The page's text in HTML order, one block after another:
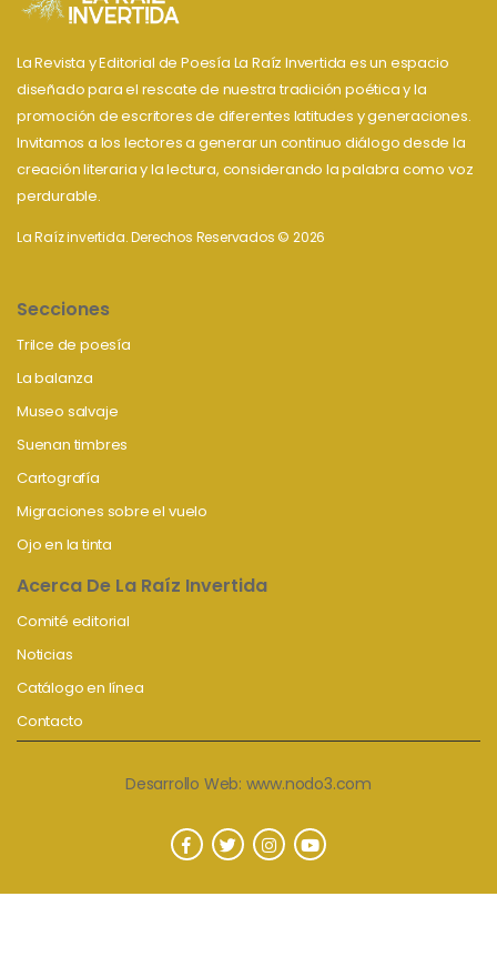
La Revista y Editorial de Poesía La Raíz Invertida es un espacio
diseñado para el rescate de nuestra tradición poética y la
promoción de escritores de diferentes latitudes y generaciones.
Invitamos a los lectores a generar un continuo diálogo desde la
creación literaria y la lectura, considerando la palabra como voz
perdurable.
La Raíz invertida. Derechos Reservados © 2026
Secciones
Trilce de poesía
La balanza
Museo salvaje
Suenan timbres
Cartografía
Migraciones sobre el vuelo
Ojo en la tinta
Acerca De La Raíz Invertida
Comité editorial
Noticias
Catálogo en línea
Contacto
Desarrollo Web: www.nodo3.com